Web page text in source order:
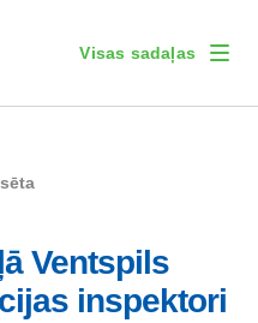
Visas sadaļas
Ventspils
inspektori